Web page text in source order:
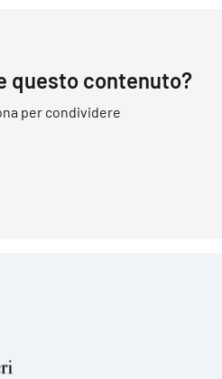
questo contenuto?
per condividere